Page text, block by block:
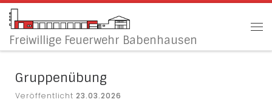
Zum Inhalt springen
Freiwillige Feuerwehr Babenhausen
Gruppenübung
Veröffentlicht 23.03.2026